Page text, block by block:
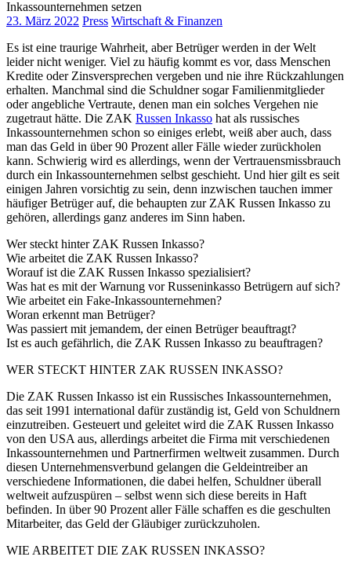
23. März 2022 Press Wirtschaft & Finanzen
Es ist eine traurige Wahrheit, aber Betrüger werden in der Welt
leider nicht weniger. Viel zu häufig kommt es vor, dass Menschen
Kredite oder Zinsversprechen vergeben und nie ihre Rückzahlungen
erhalten. Manchmal sind die Schuldner sogar Familienmitglieder
oder angebliche Vertraute, denen man ein solches Vergehen nie
zugetraut hätte. Die ZAK Russen Inkasso hat als russisches
Inkassounternehmen schon so einiges erlebt, weiß aber auch, dass
man das Geld in über 90 Prozent aller Fälle wieder zurückholen
kann. Schwierig wird es allerdings, wenn der Vertrauensmissbrauch
durch ein Inkassounternehmen selbst geschieht. Und hier gilt es seit
einigen Jahren vorsichtig zu sein, denn inzwischen tauchen immer
häufiger Betrüger auf, die behaupten zur ZAK Russen Inkasso zu
gehören, allerdings ganz anderes im Sinn haben.
Wer steckt hinter ZAK Russen Inkasso?
Wie arbeitet die ZAK Russen Inkasso?
Worauf ist die ZAK Russen Inkasso spezialisiert?
Was hat es mit der Warnung vor Russeninkasso Betrügern auf sich?
Wie arbeitet ein Fake-Inkassounternehmen?
Woran erkennt man Betrüger?
Was passiert mit jemandem, der einen Betrüger beauftragt?
Ist es auch gefährlich, die ZAK Russen Inkasso zu beauftragen?
WER STECKT HINTER ZAK RUSSEN INKASSO?
Die ZAK Russen Inkasso ist ein Russisches Inkassounternehmen,
das seit 1991 international dafür zuständig ist, Geld von Schuldnern
einzutreiben. Gesteuert und geleitet wird die ZAK Russen Inkasso
von den USA aus, allerdings arbeitet die Firma mit verschiedenen
Inkassounternehmen und Partnerfirmen weltweit zusammen. Durch
diesen Unternehmensverbund gelangen die Geldeintreiber an
verschiedene Informationen, die dabei helfen, Schuldner überall
weltweit aufzuspüren – selbst wenn sich diese bereits in Haft
befinden. In über 90 Prozent aller Fälle schaffen es die geschulten
Mitarbeiter, das Geld der Gläubiger zurückzuholen.
WIE ARBEITET DIE ZAK RUSSEN INKASSO?